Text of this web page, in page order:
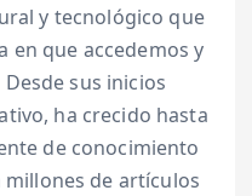
y tecnológico que
en que accedemos y
sus inicios
ha crecido hasta
de conocimiento
de artículos